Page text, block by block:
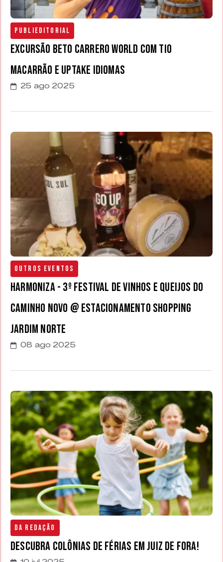
Publieditorial
Excursão Beto Carrero World com Tio
Macarrão e Uptake Idiomas
25 ago 2025
Outros Eventos
Harmoniza - 3º Festival de Vinhos e Queijos do
Caminho Novo @ estacionamento Shopping
Jardim Norte
08 ago 2025
Da Redação
Descubra Colônias de Férias em Juiz de Fora!